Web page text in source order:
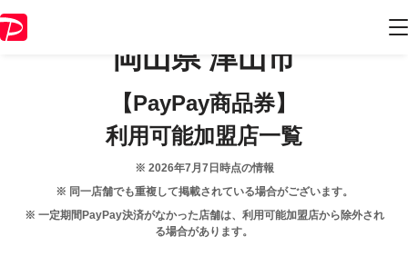
岡山県 津山市
【PayPay商品券】
利用可能加盟店一覧
※ 2026年7月7日 時点の情報
※ 同一店舗でも重複して掲載されている場合がございます。
※ 一定期間PayPay決済がなかった店舗は、利用可能加盟店から除外され
る場合があります。